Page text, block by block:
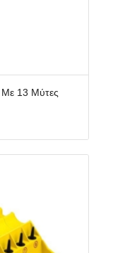
Με 13 Μύτες